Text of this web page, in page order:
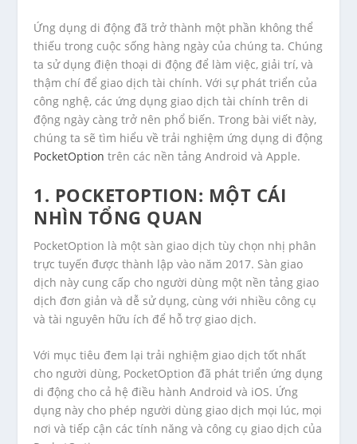
Ứng dụng di động đã trở thành một phần không thể
thiếu trong cuộc sống hàng ngày của chúng ta. Chúng
ta sử dụng điện thoại di động để làm việc, giải trí, và
thậm chí để giao dịch tài chính. Với sự phát triển của
công nghệ, các ứng dụng giao dịch tài chính trên di
động ngày càng trở nên phổ biến. Trong bài viết này,
chúng ta sẽ tìm hiểu về trải nghiệm ứng dụng di động
PocketOption trên các nền tảng Android và Apple.
1. POCKETOPTION: MỘT CÁI
NHÌN TỔNG QUAN
PocketOption là một sàn giao dịch tùy chọn nhị phân
trực tuyến được thành lập vào năm 2017. Sàn giao
dịch này cung cấp cho người dùng một nền tảng giao
dịch đơn giản và dễ sử dụng, cùng với nhiều công cụ
và tài nguyên hữu ích để hỗ trợ giao dịch.
Với mục tiêu đem lại trải nghiệm giao dịch tốt nhất
cho người dùng, PocketOption đã phát triển ứng dụng
di động cho cả hệ điều hành Android và iOS. Ứng
dụng này cho phép người dùng giao dịch mọi lúc, mọi
nơi và tiếp cận các tính năng và công cụ giao dịch của